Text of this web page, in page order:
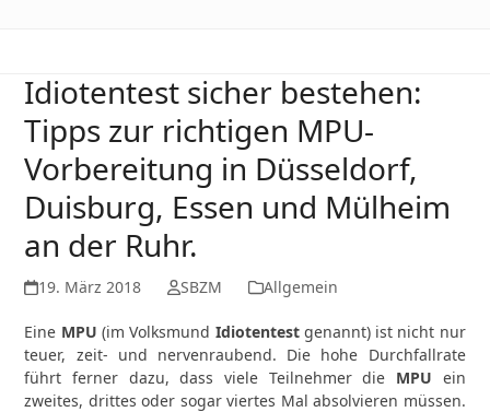
Idiotentest sicher bestehen:
Tipps zur richtigen MPU-
Vorbereitung in Düsseldorf,
Duisburg, Essen und Mülheim
an der Ruhr.
19. März 2018 SBZM Allgemein
Eine MPU (im Volksmund Idiotentestgenannt) ist nicht nur
teuer, zeit- und nervenraubend. Die hohe Durchfallrate
führt ferner dazu, dass viele Teilnehmer die MPU ein
zweites, drittes oder sogar viertes Mal absolvieren müssen.